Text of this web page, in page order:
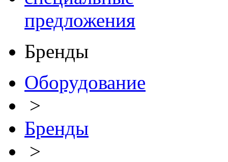
предложения
Бренды
Оборудование
>
Бренды
>